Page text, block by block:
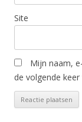
Site
Mijn naam,
de volgende